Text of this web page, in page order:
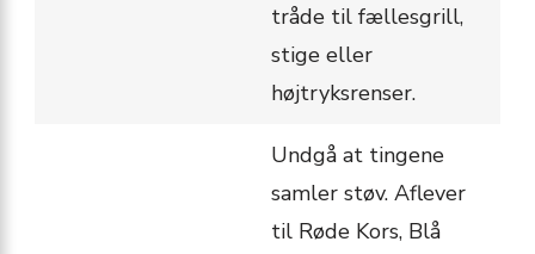
tråde til fællesgrill,
stige eller
højtryksrenser.
Undgå at tingene
samler støv. Aflever
til Røde Kors, Blå